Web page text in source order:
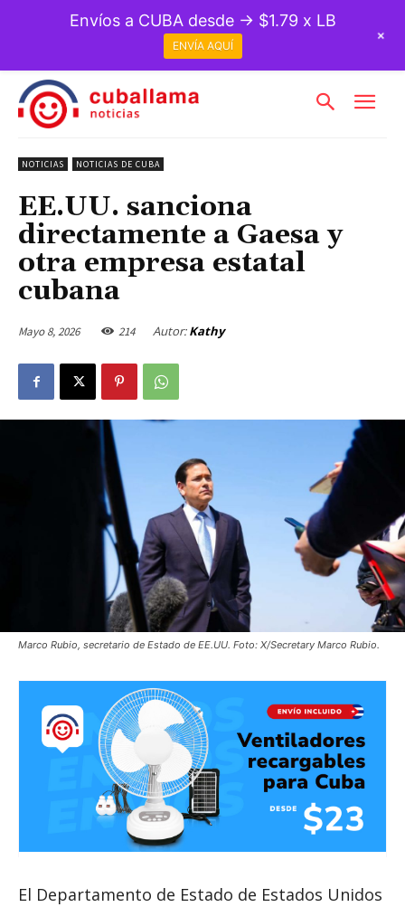
NOTICIAS NOTICIAS DE CUBA
EE.UU. sanciona
directamente a Gaesa y
otra empresa estatal
cubana
Mayo 8, 2026 214 Autor: Kathy
Marco Rubio, secretario de Estado de EE.UU. Foto: X/Secretary Marco Rubio.
El Departamento de Estado de Estados Unidos
Envíos a CUBA desde → $1.79 x LB
ENVÍA AQUÍ
+